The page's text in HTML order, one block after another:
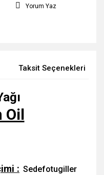
Yorum Yaz
Taksit Seçenekleri
Oil
: Sedefotugiller